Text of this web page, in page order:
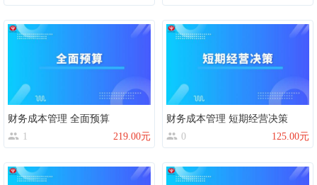
财务成本管理 全面预算
1
219.00元
财务成本管理 短期经营决策
0
125.00元